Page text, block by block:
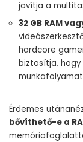
javítja a
32 GB RAM
hardcore
biztosítja,
Érdemes
bővíthető-e a